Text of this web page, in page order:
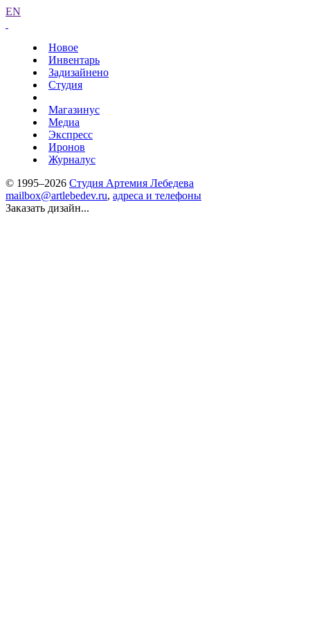
EN
Новое
Инвентарь
Задизайнено
Студия
Магазинус
Медиа
Экспресс
Иронов
Журналус
© 1995–2026 Студия Артемия Лебедева
mailbox@artlebedev.ru, адреса и телефоны
Заказать дизайн...